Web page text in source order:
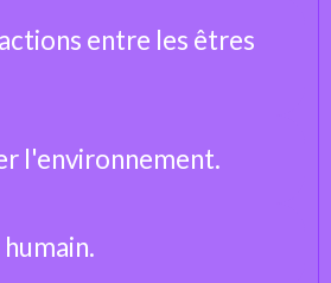
entre les êtres
l'environnement.